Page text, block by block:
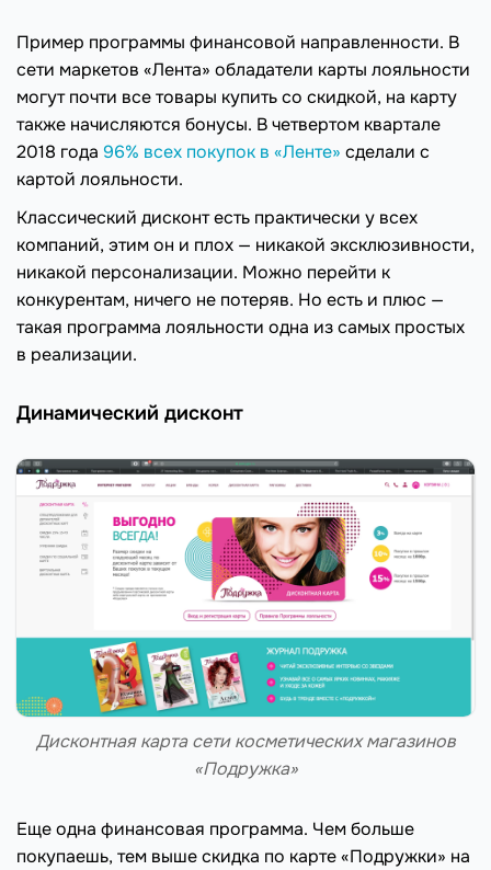
Пример программы финансовой направленности. В
сети маркетов «Лента» обладатели карты лояльности
могут почти все товары купить со скидкой, на карту
также начисляются бонусы. В четвертом квартале
2018 года 96% всех покупок в «Ленте» сделали с
картой лояльности.
Классический дисконт есть практически у всех
компаний, этим он и плох — никакой эксклюзивности,
никакой персонализации. Можно перейти к
конкурентам, ничего не потеряв. Но есть и плюс —
такая программа лояльности одна из самых простых
в реализации.
Динамический дисконт
Дисконтная карта сети косметических магазинов
«Подружка»
Еще одна финансовая программа. Чем больше
покупаешь, тем выше скидка по карте «Подружки» на